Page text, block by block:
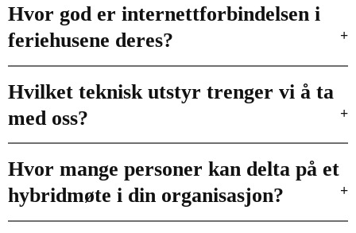
Hvor god er internettforbindelsen i
feriehusene deres?
Hvilket teknisk utstyr trenger vi å ta
med oss?
Hvor mange personer kan delta på et
hybridmøte i din organisasjon?